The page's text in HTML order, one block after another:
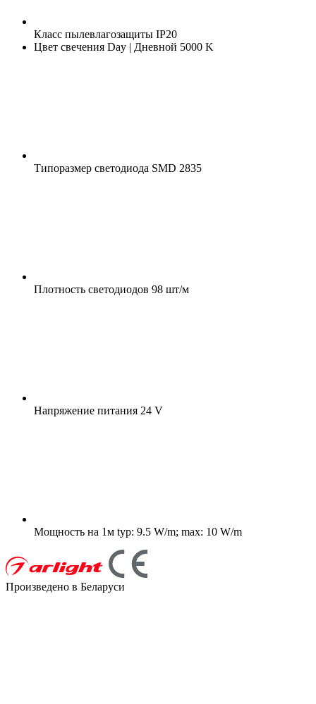
Класс пылевлагозащиты IP20
Цвет свечения Day | Дневной 5000 K
Типоразмер светодиода SMD 2835
Плотность светодиодов 98 шт/м
Напряжение питания 24 V
Мощность на 1м typ: 9.5 W/m; max: 10 W/m
Произведено в Беларуси